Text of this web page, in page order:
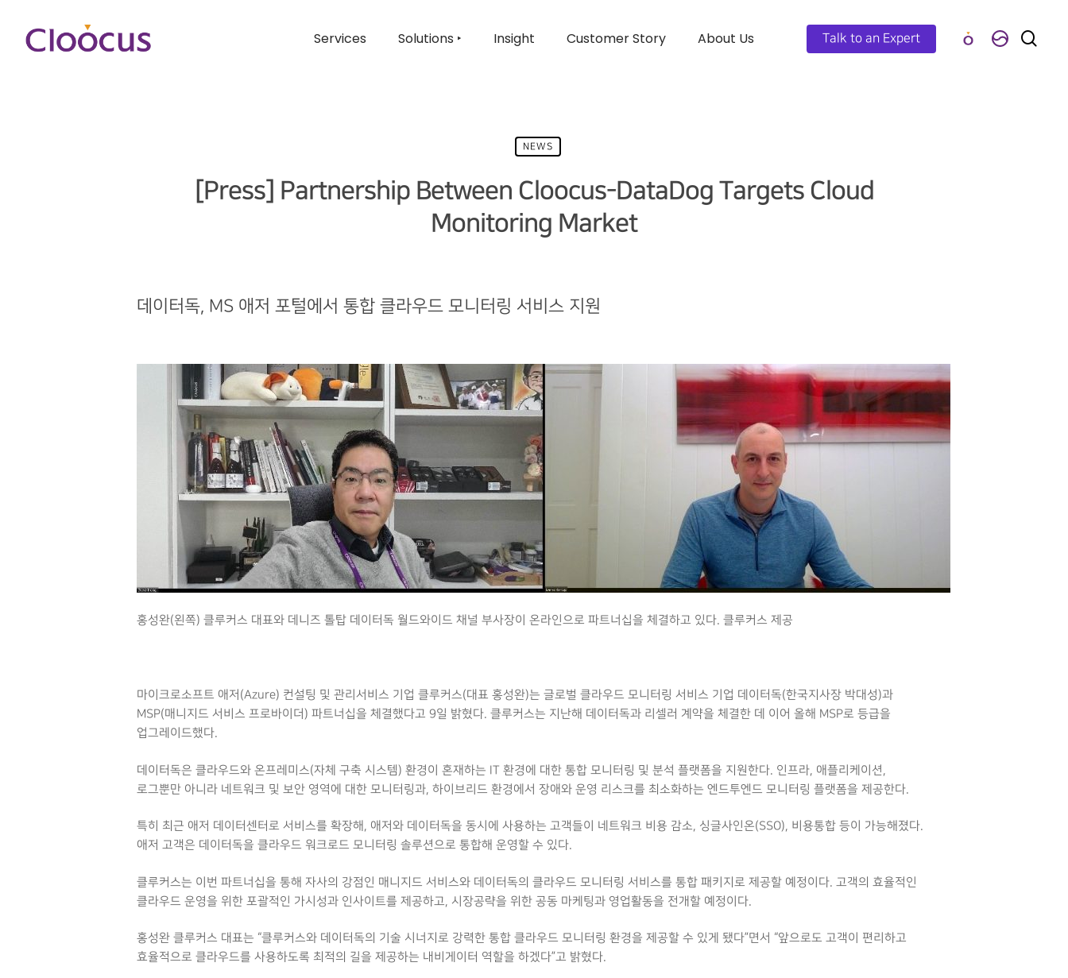
Hit enter to search or ESC to close
Services Solutions ‣ Insight Customer Story About Us Talk to an Expert
NEWS
[Press] Partnership Between Cloocus-DataDog Targets Cloud
Monitoring Market
데이터독, MS 애저 포털에서 통합 클라우드 모니터링 서비스 지원
홍성완(왼쪽) 클루커스 대표와 데니즈 톨탑 데이터독 월드와이드 채널 부사장이 온라인으로 파트너십을 체결하고 있다. 클루커스 제공
마이크로소프트 애저(Azure) 컨설팅 및 관리서비스 기업 클루커스(대표 홍성완)는 글로벌 클라우드 모니터링 서비스 기업 데이터독(한국지사장 박대성)과
MSP(매니지드 서비스 프로바이더) 파트너십을 체결했다고 9일 밝혔다. 클루커스는 지난해 데이터독과 리셀러 계약을 체결한 데 이어 올해 MSP로 등급을
업그레이드했다.
데이터독은 클라우드와 온프레미스(자체 구축 시스템) 환경이 혼재하는 IT 환경에 대한 통합 모니터링 및 분석 플랫폼을 지원한다. 인프라, 애플리케이션,
로그뿐만 아니라 네트워크 및 보안 영역에 대한 모니터링과, 하이브리드 환경에서 장애와 운영 리스크를 최소화하는 엔드투엔드 모니터링 플랫폼을 제공한다.
특히 최근 애저 데이터센터로 서비스를 확장해, 애저와 데이터독을 동시에 사용하는 고객들이 네트워크 비용 감소, 싱글사인온(SSO), 비용통합 등이 가능해졌다.
애저 고객은 데이터독을 클라우드 워크로드 모니터링 솔루션으로 통합해 운영할 수 있다.
클루커스는 이번 파트너십을 통해 자사의 강점인 매니지드 서비스와 데이터독의 클라우드 모니터링 서비스를 통합 패키지로 제공할 예정이다. 고객의 효율적인
클라우드 운영을 위한 포괄적인 가시성과 인사이트를 제공하고, 시장공략을 위한 공동 마케팅과 영업활동을 전개할 예정이다.
홍성완 클루커스 대표는 “클루커스와 데이터독의 기술 시너지로 강력한 통합 클라우드 모니터링 환경을 제공할 수 있게 됐다”면서 “앞으로도 고객이 편리하고
효율적으로 클라우드를 사용하도록 최적의 길을 제공하는 내비게이터 역할을 하겠다”고 밝혔다.